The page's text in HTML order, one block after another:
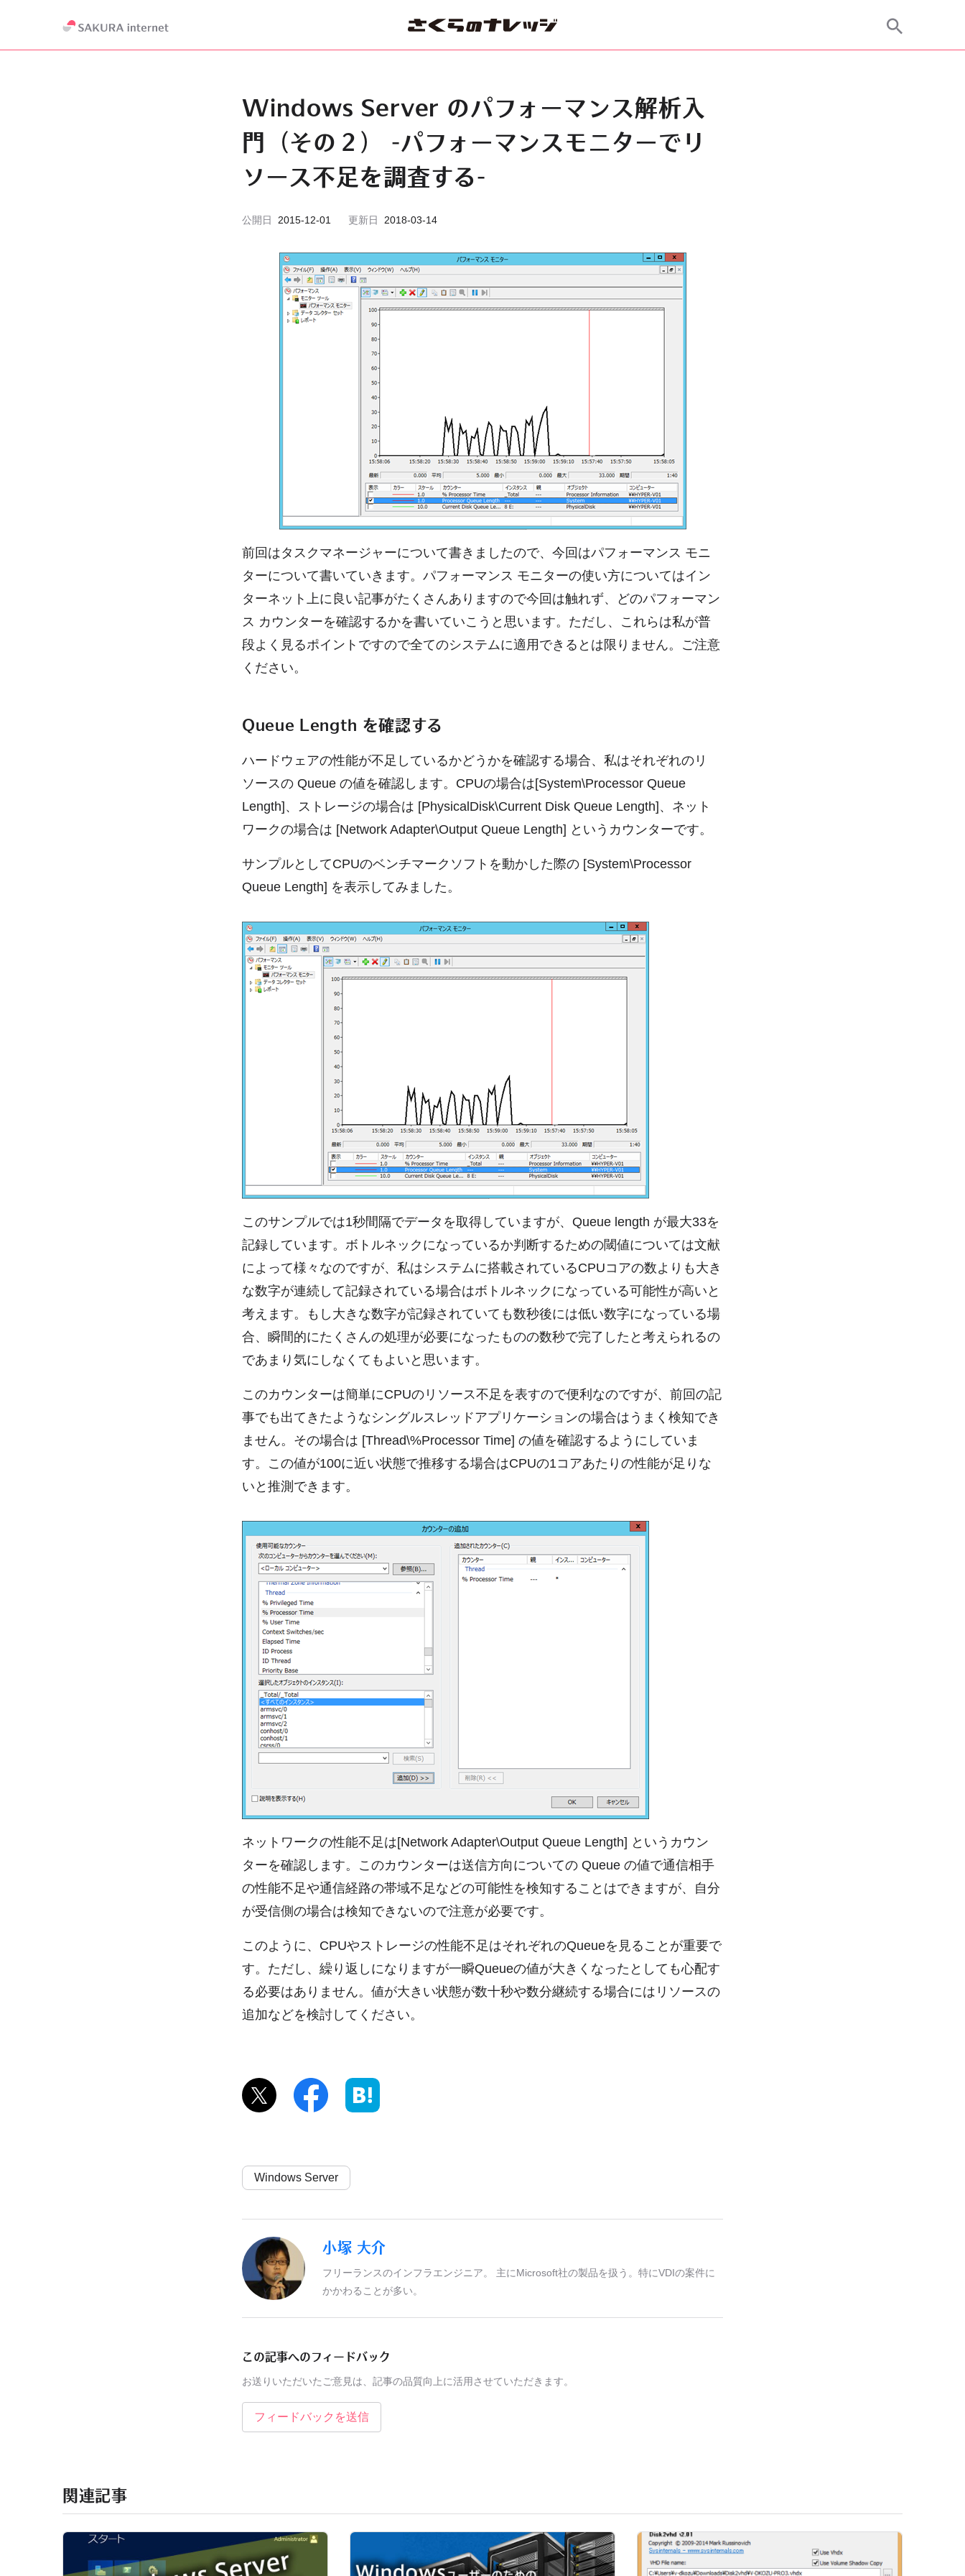
Windows Server のパフォーマンス解析入
門（その２） -パフォーマンスモニターでリ
ソース不足を調査する-
公開日 2015-12-01 更新日 2018-03-14
前回はタスクマネージャーについて書きましたので、今回はパフォーマンス モニ
ターについて書いていきます。パフォーマンス モニターの使い方についてはイン
ターネット上に良い記事がたくさんありますので今回は触れず、どのパフォーマン
ス カウンターを確認するかを書いていこうと思います。ただし、これらは私が普
段よく見るポイントですので全てのシステムに適用できるとは限りません。ご注意
ください。
Queue Length を確認する
ハードウェアの性能が不足しているかどうかを確認する場合、私はそれぞれのリ
ソースの Queue の値を確認します。CPUの場合は[System\Processor Queue
Length]、ストレージの場合は [PhysicalDisk\Current Disk Queue Length]、ネット
ワークの場合は [Network Adapter\Output Queue Length] というカウンターです。
サンプルとしてCPUのベンチマークソフトを動かした際の [System\Processor
Queue Length] を表示してみました。
このサンプルでは1秒間隔でデータを取得していますが、Queue length が最大33を
記録しています。ボトルネックになっているか判断するための閾値については文献
によって様々なのですが、私はシステムに搭載されているCPUコアの数よりも大き
な数字が連続して記録されている場合はボトルネックになっている可能性が高いと
考えます。もし大きな数字が記録されていても数秒後には低い数字になっている場
合、瞬間的にたくさんの処理が必要になったものの数秒で完了したと考えられるの
であまり気にしなくてもよいと思います。
このカウンターは簡単にCPUのリソース不足を表すので便利なのですが、前回の記
事でも出てきたようなシングルスレッドアプリケーションの場合はうまく検知でき
ません。その場合は [Thread\%Processor Time] の値を確認するようにしていま
す。この値が100に近い状態で推移する場合はCPUの1コアあたりの性能が足りな
いと推測できます。
ネットワークの性能不足は[Network Adapter\Output Queue Length] というカウン
ターを確認します。このカウンターは送信方向についての Queue の値で通信相手
の性能不足や通信経路の帯域不足などの可能性を検知することはできますが、自分
が受信側の場合は検知できないので注意が必要です。
このように、CPUやストレージの性能不足はそれぞれのQueueを見ることが重要で
す。ただし、繰り返しになりますが一瞬Queueの値が大きくなったとしても心配す
る必要はありません。値が大きい状態が数十秒や数分継続する場合にはリソースの
追加などを検討してください。
Windows Server
小塚 大介
フリーランスのインフラエンジニア。 主にMicrosoft社の製品を扱う。特にVDIの案件に
かかわることが多い。
この記事へのフィードバック
お送りいただいたご意見は、記事の品質向上に活用させていただきます。
フィードバックを送信
関連記事